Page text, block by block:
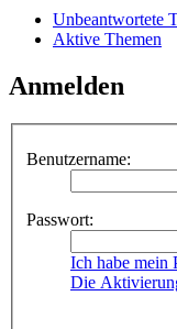
Unbeantwortete
Aktive Themen
Anmelden
Benutzername:
Passwort:
Ich habe mein
Die